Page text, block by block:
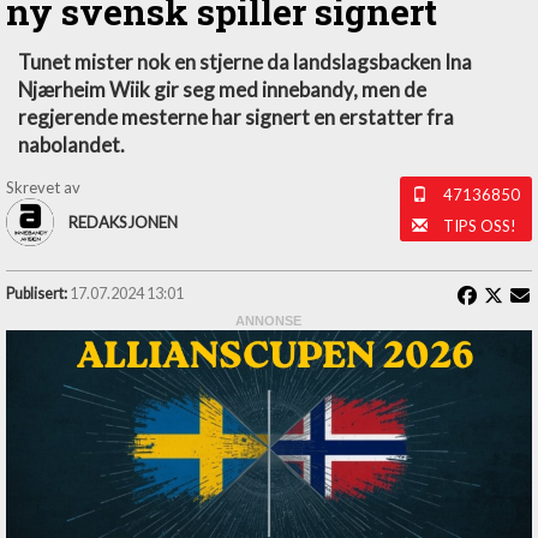
ny svensk spiller signert
Tunet mister nok en stjerne da landslagsbacken Ina
Njærheim Wiik gir seg med innebandy, men de
regjerende mesterne har signert en erstatter fra
nabolandet.
Skrevet av
REDAKSJONEN
47136850
TIPS OSS!
Publisert: 17.07.2024 13:01